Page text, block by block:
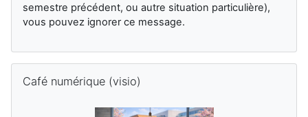
semestre précédent, ou autre situation particulière),
vous pouvez ignorer ce message.
Café numérique (visio)